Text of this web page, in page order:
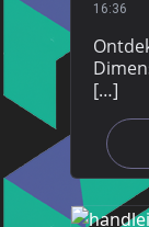
16:36
[…]